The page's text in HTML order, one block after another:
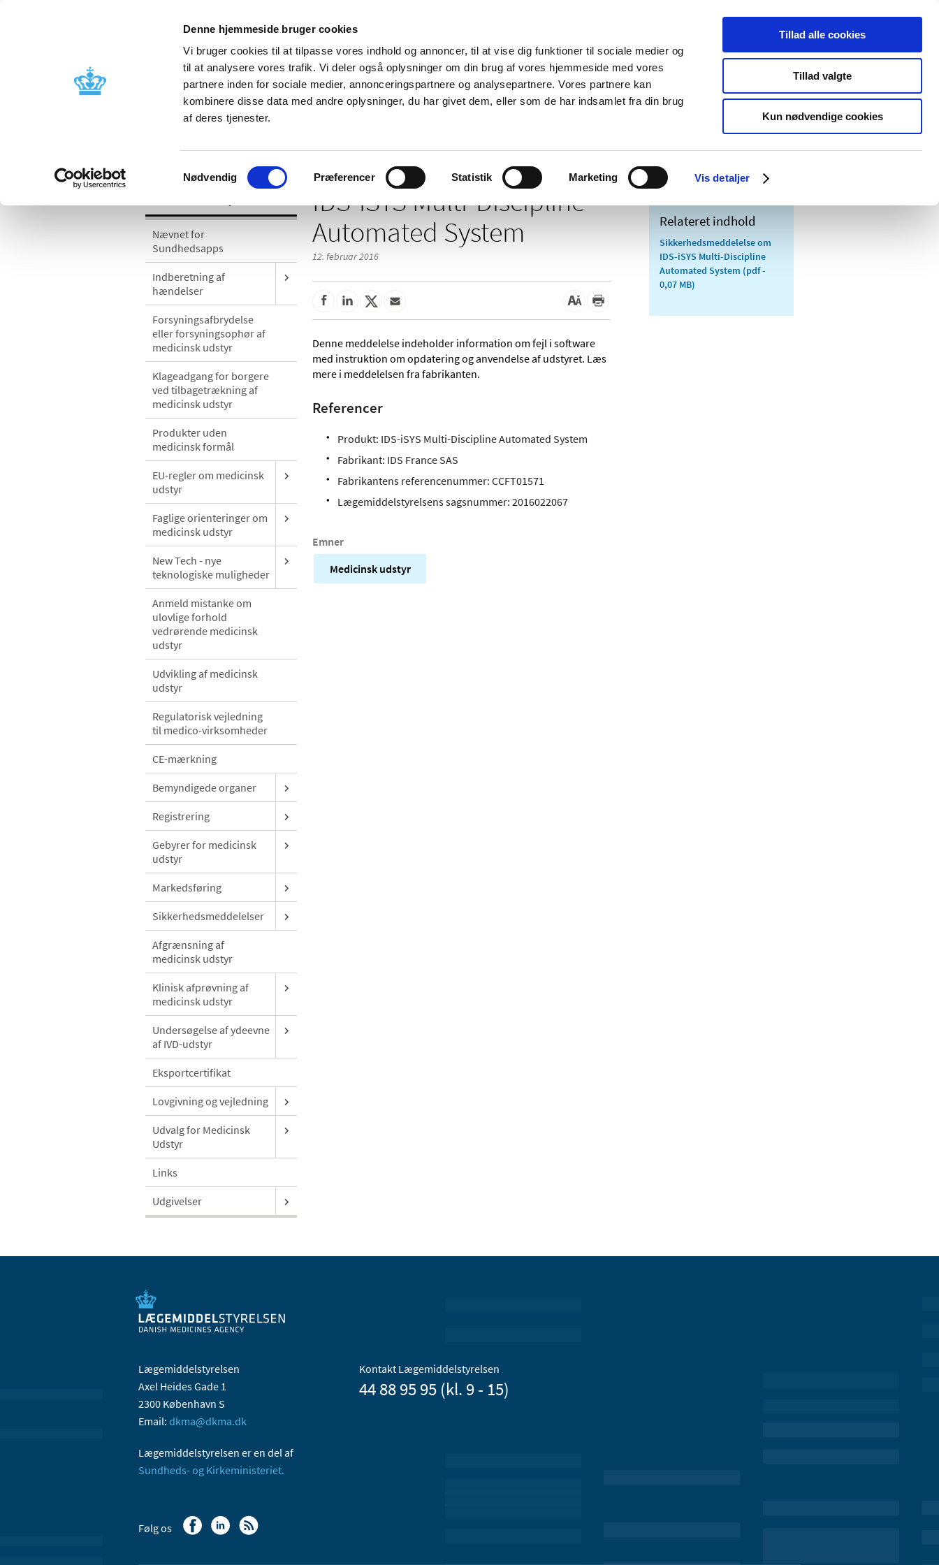
Denne hjemmeside bruger cookies
Vi bruger cookies til at tilpasse vores indhold og annoncer, til at vise dig funktioner til sociale medier og
til at analysere vores trafik. Vi deler også oplysninger om din brug af vores hjemmeside med vores
partnere inden for sociale medier, annonceringspartnere og analysepartnere. Vores partnere kan
kombinere disse data med andre oplysninger, du har givet dem, eller som de har indsamlet fra din brug
af deres tjenester.
Samtykkevalg
Nødvendig Præferencer Statistik Marketing Vis detaljer
Tillad alle cookies
Tillad valgte
Kun nødvendige cookies
Nyheder Om os Kontakt Udgivelser
Godkendelse og
Bivirkninger og
produktinformation
Tilskud og
Apoteker og salg af
Medicinsk
Særlige
produktområder
Nævnet for
Sundhedsapps
Indberetning af
hændelser
Forsyningsafbrydelse
eller forsyningsophør af
medicinsk udstyr
Klageadgang for borgere
ved tilbagetrækning af
medicinsk udstyr
Produkter uden
medicinsk formål
EU-regler om medicinsk
udstyr
Faglige orienteringer om
medicinsk udstyr
New Tech - nye
teknologiske muligheder
Anmeld mistanke om
ulovlige forhold
vedrørende medicinsk
udstyr
Udvikling af medicinsk
udstyr
Regulatorisk vejledning
til medico-virksomheder
CE-mærkning
Bemyndigede organer
Registrering
Gebyrer for medicinsk
udstyr
Markedsføring
Sikkerhedsmeddelelser
Afgrænsning af
medicinsk udstyr
Klinisk afprøvning af
medicinsk udstyr
Undersøgelse af ydeevne
af IVD-udstyr
Eksportcertifikat
Lovgivning og vejledning
Udvalg for Medicinsk
Udstyr
Links
Udgivelser
IDS-iSYS Multi-Discipline
Automated System
12. februar 2016
Denne meddelelse indeholder information om fejl i software
med instruktion om opdatering og anvendelse af udstyret. Læs
mere i meddelelsen fra fabrikanten.
Referencer
Produkt: IDS-iSYS Multi-Discipline Automated System
Fabrikant: IDS France SAS
Fabrikantens referencenummer: CCFT01571
Lægemiddelstyrelsens sagsnummer: 2016022067
Emner
Medicinsk udstyr
Relateret indhold
Sikkerhedsmeddelelse om
IDS-iSYS Multi-Discipline
Automated System (pdf -
0,07 MB)
Lægemiddelstyrelsen
Axel Heides Gade 1
2300 København S
Email: dkma@dkma.dk
Lægemiddelstyrelsen er en del af
Sundheds- og Kirkeministeriet.
Kontakt Lægemiddelstyrelsen
44 88 95 95 (kl. 9 - 15)
Følg os